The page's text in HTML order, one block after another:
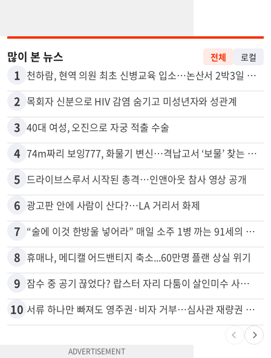
많이 본 뉴스
1
2 목회자 신분으로 HIV 감염 숨기고 미성년자와 성관계
3 40대 여성, 오진으로 자궁 적출 수술
4
5 드라이브스루서 시작된 총격…인앤아웃 참사 영상 공개
6 광고판 안에 사람이 산다?…LA 거리서 화제
7 “술에 이것 한방울 넣어라” 매일 소주 1병 까는 91세의 철칙
8 휴매나, 메디캘 어드밴티지 축소...60만명 플랜 상실 위기
9 잠수 중 공기 끊었다? 랍스터 자리 다툼이 살인미수 사건으로
서류 하나만 빠져도 영주권·비자 거부…심사관 재량권 대폭 확대